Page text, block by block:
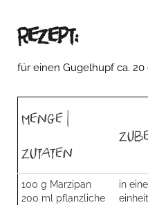
Rezept:
für einen Gugelhupf ca.
Menge |
Zutaten
100 g Marzipan
200 ml pflanzliche
in